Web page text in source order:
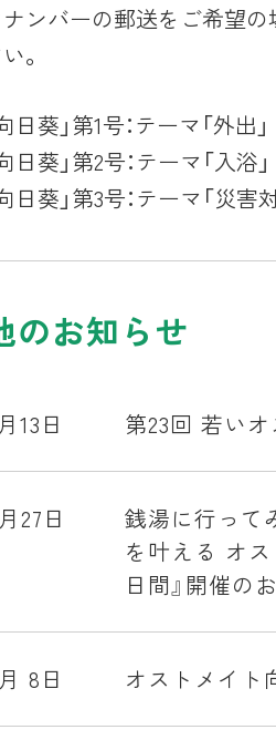
ンバーの郵送をご希望の
。
日葵」第1号：テーマ「外出」
日葵」第2号：テーマ「入浴」
日葵」第3号：テーマ「災害
のお知らせ
13日 第23回 若い
27日
銭湯に行って
を叶える オ
日間』開催の
8日 オストメイト